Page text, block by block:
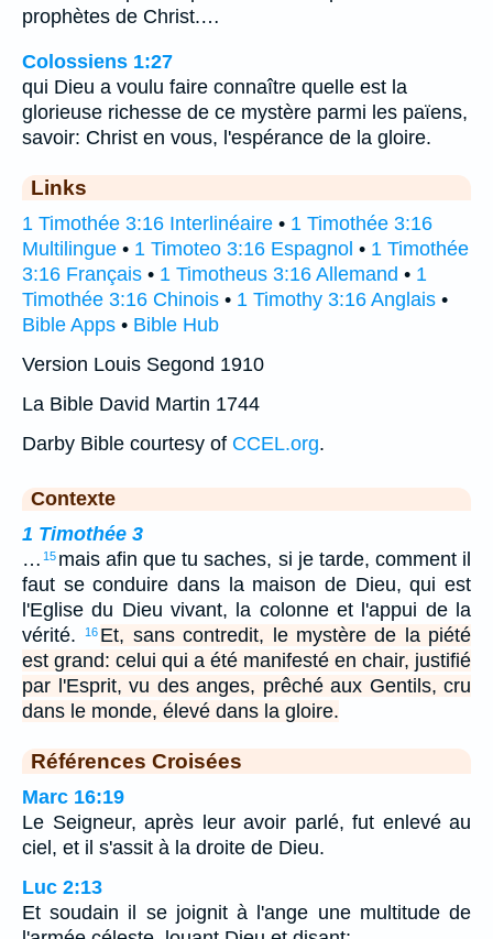
prophètes de Christ.…
Colossiens 1:27
qui Dieu a voulu faire connaître quelle est la
glorieuse richesse de ce mystère parmi les païens,
savoir: Christ en vous, l'espérance de la gloire.
Links
1 Timothée 3:16 Interlinéaire • 1 Timothée 3:16
Multilingue • 1 Timoteo 3:16 Espagnol • 1 Timothée
3:16 Français • 1 Timotheus 3:16 Allemand • 1
Timothée 3:16 Chinois • 1 Timothy 3:16 Anglais •
Bible Apps • Bible Hub
Version Louis Segond 1910
La Bible David Martin 1744
Darby Bible courtesy of CCEL.org.
Contexte
1 Timothée 3
… 15 mais afin que tu saches, si je tarde, comment il
faut se conduire dans la maison de Dieu, qui est
l'Eglise du Dieu vivant, la colonne et l'appui de la
vérité.
16 Et, sans contredit, le mystère de la piété
est grand: celui qui a été manifesté en chair, justifié
par l'Esprit, vu des anges, prêché aux Gentils, cru
dans le monde, élevé dans la gloire.
Références Croisées
Marc 16:19
Le Seigneur, après leur avoir parlé, fut enlevé au
ciel, et il s'assit à la droite de Dieu.
Luc 2:13
Et soudain il se joignit à l'ange une multitude de